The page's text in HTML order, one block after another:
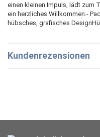
einen kleinen Impuls, lädt zum
ein herzliches Willkommen.-
hübsches, grafisches
Kundenrezensionen